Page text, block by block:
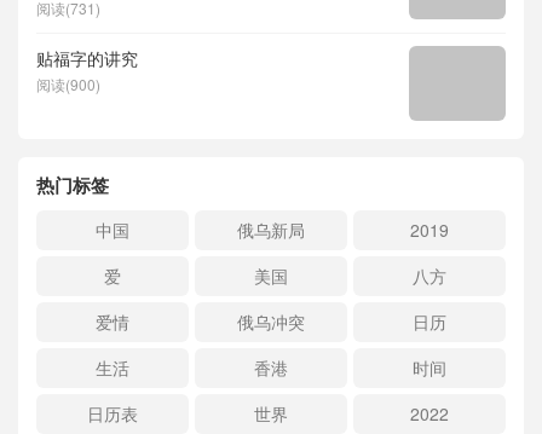
阅读(731)
贴福字的讲究
阅读(900)
热门标签
中国 俄乌新局
2019
爱
美国
八方
爱情
俄乌冲突
日历
生活
香港
时间
日历表
世界 2022